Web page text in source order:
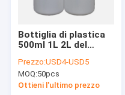
Bottiglia di plastica
500ml 1L 2L del
materiali di consumo
dell'HDPE selvaggio
chimico della bocca
Prezzo:USD4-USD5
MOQ:50pcs
Ottieni l'ultimo prezzo